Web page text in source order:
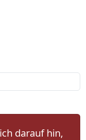
darauf hin,